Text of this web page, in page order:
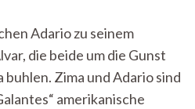
deine
Liebe,
doch
deine
Wut
Adario zu seinem
die beide um die Gunst
Zima und Adario sind
amerikanische